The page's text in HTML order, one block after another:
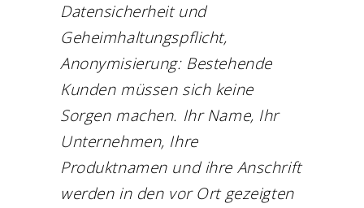
Datensicherheit und
Geheimhaltungspflicht,
Anonymisierung: Bestehende
Kunden müssen sich keine
Sorgen machen. Ihr Name, Ihr
Unternehmen, Ihre
Produktnamen und ihre Anschrift
werden in den vor Ort gezeigten